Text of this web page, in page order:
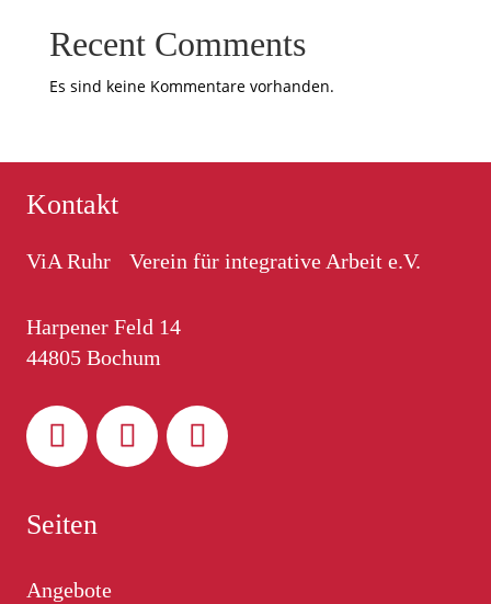
Recent Comments
Es sind keine Kommentare vorhanden.
Kontakt
ViA Ruhr Verein für integrative Arbeit e.V.
Harpener Feld 14
44805 Bochum
Seiten
Angebote